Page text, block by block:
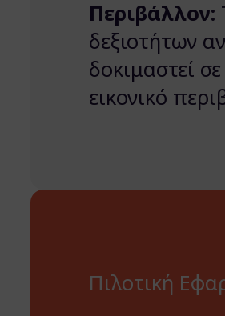
Περιβάλλον:
δεξιοτήτων
δοκιμαστεί
εικονικό
Πιλοτική